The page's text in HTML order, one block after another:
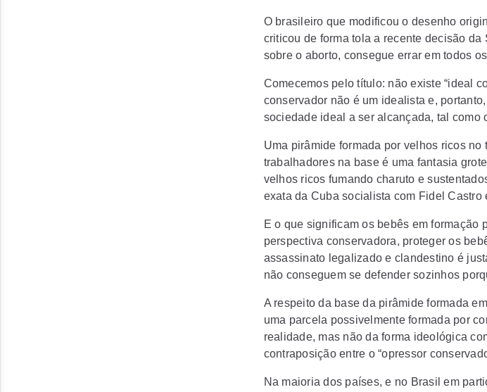
O brasileiro que modificou o desenho
criticou de forma tola a recente decisão
sobre o aborto, consegue errar em todos
Comecemos pelo título: não existe “ideal
conservador não é um idealista e,
sociedade ideal a ser alcançada, tal como
Uma pirâmide formada por velhos ricos
trabalhadores na base é uma fantasia
velhos ricos fumando charuto e
exata da Cuba socialista com Fidel Castro
E o que significam os bebês em formação
perspectiva conservadora, proteger os
assassinato legalizado e clandestino é
não conseguem se defender sozinhos
A respeito da base da pirâmide formada
uma parcela possivelmente formada por
realidade, mas não da forma ideológica
contraposição entre o “opressor
Na maioria dos países, e no Brasil em